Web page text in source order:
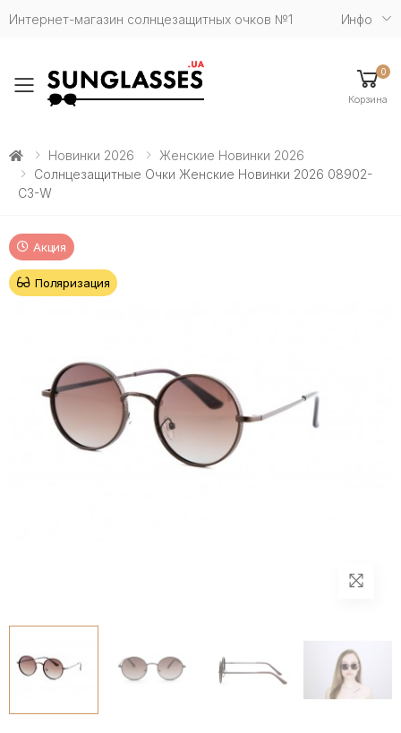
Интернет-магазин солнцезащитных очков №1 Инфо
Toggle mobile menu
0
Корзина
Новинки 2026
Женские Новинки 2026
Солнцезащитные Очки Женские Новинки 2026 08902-
С3-W
Акция
Поляризация